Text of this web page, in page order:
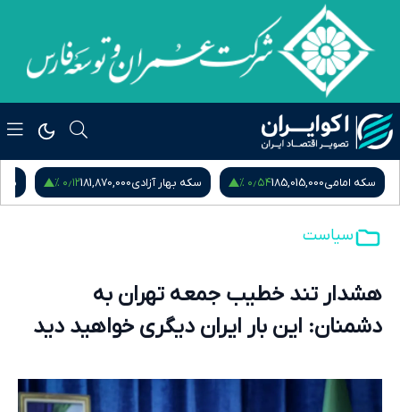
سکه امامی185,015,000۰٫۵۴ % سکه بهار آزادی181,870,000۰٫۱۲ %
سیاست
هشدار تند خطیب جمعه تهران به
دشمنان: این بار ایران دیگری خواهید دید